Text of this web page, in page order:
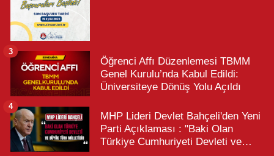
Öğrenci Affı Düzenlemesi TBMM
Genel Kurulu’nda Kabul Edildi:
Üniversiteye Dönüş Yolu Açıldı
3
MHP Lideri Devlet Bahçeli'den Yeni
Parti Açıklaması : "Baki Olan
Türkiye Cumhuriyeti Devleti ve
4